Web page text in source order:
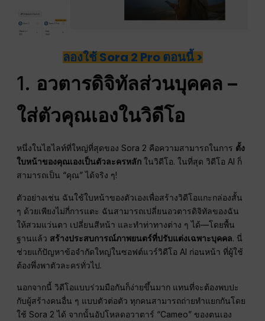
ลองใช้ Sora 2 Pro ตอนนี้ >
1. อวตารดิจิทัลส่วนบุคคล –
ใส่ตัวคุณเองในวิดีโอ
หนึ่งในไฮไลท์ที่ใหญ่ที่สุดของ Sora 2 คือความสามารถในการ ตั้ง
ใบหน้าของคุณเองเป็นตัวละครหลัก ในวิดีโอ. ในที่สุด วิดีโอ AI ก็
สามารถเป็น “คุณ” ได้จริง ๆ!
ตัวอย่างเช่น ฉันใช้ใบหน้าของตัวเองเพื่อสร้างวิดีโอแกะกล่องสั้น
ๆ ด้วยเพียงไม่กี่การแตะ ฉันสามารถเปลี่ยนอวตารดิจิทัลของฉัน
ให้สวมแว่นตา เปลี่ยนสีหน้า และทำท่าทางต่าง ๆ ได้—โดยพื้น
ฐานแล้ว สร้างประสบการณ์ภาพยนตร์ที่ปรับแต่งเฉพาะบุคคล. นี่
ช่วยแก้ปัญหาข้อจำกัดใหญ่ในซอฟต์แวร์วิดีโอ AI ก่อนหน้า ที่ผู้ใช้
ต้องพึ่งพาตัวละครทั่วไป.
นอกจากนี้ วิดีโอแบบร่วมมือกันก็ง่ายขึ้นมาก แทนที่จะต้องพบปะ
กับผู้สร้างคนอื่น ๆ แบบตัวต่อตัว ทุกคนสามารถถ่ายทำแยกกันโดย
ใช้ Sora 2 ได้ จากนั้นอัปโหลดอวาตาร์ “Cameo” ของตนเอง